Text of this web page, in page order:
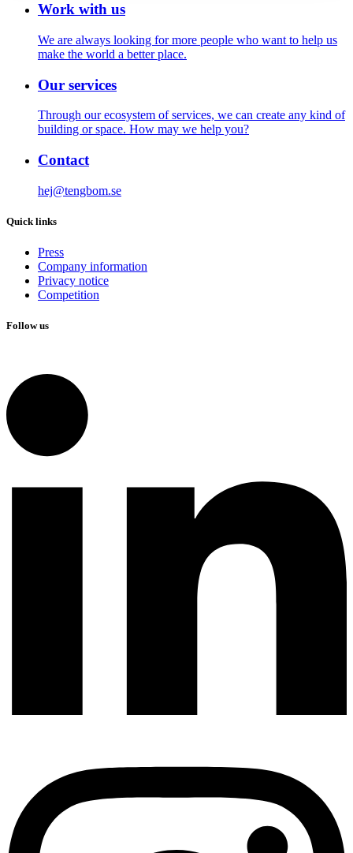
Work with us
We are always looking for more people who want to help us
make the world a better place.
Our services
Through our ecosystem of services, we can create any kind of
building or space. How may we help you?
Contact
hej@tengbom.se
Quick links
Press
Company information
Privacy notice
Competition
Follow us